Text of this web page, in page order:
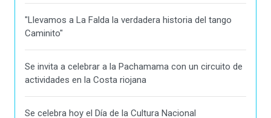
"Llevamos a La Falda la verdadera historia del tango
Caminito"
Se invita a celebrar a la Pachamama con un circuito de
actividades en la Costa riojana
Se celebra hoy el Día de la Cultura Nacional